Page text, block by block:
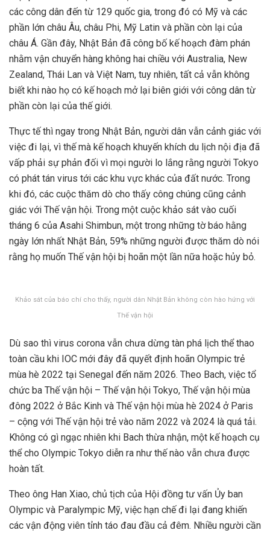
các công dân đến từ 129 quốc gia, trong đó có Mỹ và các
phần lớn châu Âu, châu Phi, Mỹ Latin và phần còn lại của
châu Á. Gần đây, Nhật Bản đã công bố kế hoạch đàm phán
nhằm vận chuyển hàng không hai chiều với Australia, New
Zealand, Thái Lan và Việt Nam, tuy nhiên, tất cả vẫn không
biết khi nào họ có kế hoạch mở lại biên giới với công dân từ
phần còn lại của thế giới.
Thực tế thì ngay trong Nhật Bản, người dân vẫn cảnh giác với
việc đi lại, vì thế mà kế hoạch khuyến khích du lịch nội địa đã
vấp phải sự phản đối vì mọi người lo lắng rằng người Tokyo
có phát tán virus tới các khu vực khác của đất nước. Trong
khi đó, các cuộc thăm dò cho thấy công chúng cũng cảnh
giác với Thế vận hội. Trong một cuộc khảo sát vào cuối
tháng 6 của Asahi Shimbun, một trong những tờ báo hằng
ngày lớn nhất Nhật Bản, 59% những người được thăm dò nói
rằng họ muốn Thế vận hội bị hoãn một lần nữa hoặc hủy bỏ.
Khảo sát của báo chí cho thấy, người dân Nhật Bản không còn hào hứng với
Thế vận hội
Dù sao thì virus corona vẫn chưa dừng tàn phá lịch thể thao
toàn cầu khi IOC mới đây đã quyết định hoãn Olympic trẻ
mùa hè 2022 tại Senegal đến năm 2026. Theo Bach, việc tổ
chức ba Thế vận hội – Thế vận hội Tokyo, Thế vận hội mùa
đông 2022 ở Bắc Kinh và Thế vận hội mùa hè 2024 ở Paris
– cộng với Thế vận hội trẻ vào năm 2022 và 2024 là quá tải.
Không có gì ngạc nhiên khi Bach thừa nhận, một kế hoạch cụ
thể cho Olympic Tokyo diễn ra như thế nào vẫn chưa được
hoàn tất.
Theo ông Han Xiao, chủ tịch của Hội đồng tư vấn Ủy ban
Olympic và Paralympic Mỹ, việc hạn chế đi lại đang khiến
các vận động viên tỉnh táo đau đầu cả đêm. Nhiều người cần